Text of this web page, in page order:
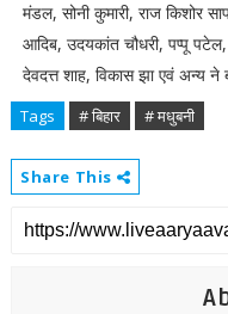
मंडल, सोनी कुमारी, राज किशोर
आदिब, उदयकांत चौधरी, पप्पू पटेल,
देवदत्त शाह, विकास झा एवं अन्य ने
Tags # बिहार # मधुबनी
Share This